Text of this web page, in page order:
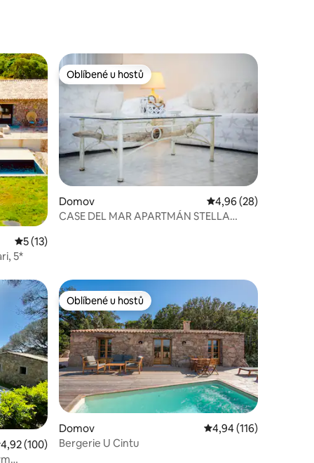
Průměrné hodnocení 5 z 5, 13 hodnocení
5 (13)
5*
Oblíbené u hostů
Oblíbené u hostů
Domov Průměrné hodnocení
4,96 (28)
CASE DEL MAR APARTMÁN STELLA
hodnocení 4,92 z 5, 100 hodnocení
4,92 (100)
Oblíbené u hostů
Oblíbené u hostů
Domov Průměrné hodnocení
4,94 (116)
Bergerie U Cintu